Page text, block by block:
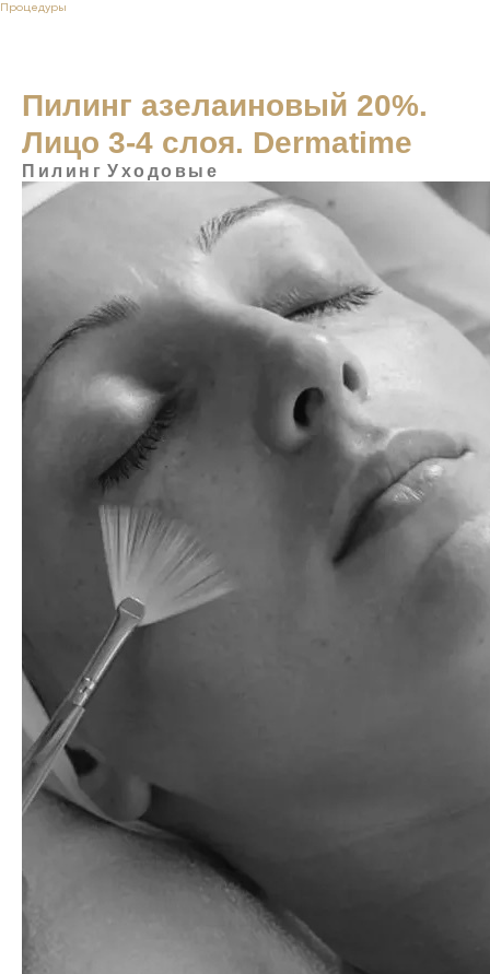
Процедуры
Пилинг азелаиновый 20%.
Лицо 3-4 слоя. Dermatime
Пилинг Уходовые